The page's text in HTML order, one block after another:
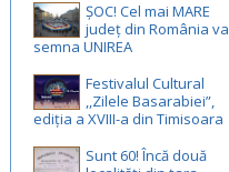
ȘOC! Cel mai MARE
județ din România va
semna UNIREA
Festivalul Cultural
,,Zilele Basarabiei”,
ediția a XVIII-a din Timisoara
Sunt 60! Încă două